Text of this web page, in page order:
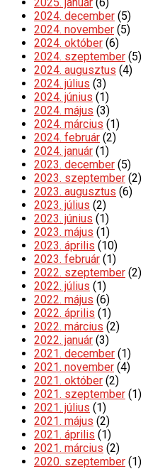
2024. december (5)
2024. november (5)
2024. október (6)
2024. szeptember (5)
2024. augusztus (4)
2024. július (3)
2024. június (1)
2024. május (3)
2024. március (1)
2024. február (2)
2024. január (1)
2023. december (5)
2023. szeptember (2)
2023. augusztus (6)
2023. július (2)
2023. június (1)
2023. május (1)
2023. április (10)
2023. február (1)
2022. szeptember (2)
2022. július (1)
2022. május (6)
2022. április (1)
2022. március (2)
2022. január (3)
2021. december (1)
2021. november (4)
2021. október (2)
2021. szeptember (1)
2021. július (1)
2021. május (2)
2021. április (1)
2021. március (2)
2020. szeptember (1)